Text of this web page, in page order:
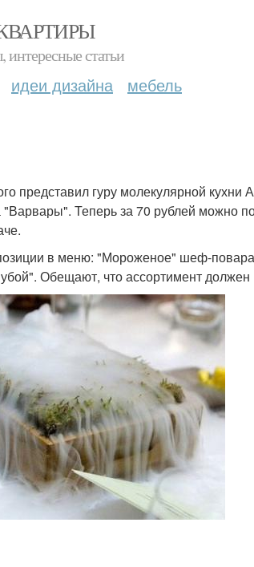
интересные статьи
идеи дизайна мебель
гуру молекулярной кухни
Теперь за 70 рублей можно
в меню: "Мороженое" шеф-
Обещают, что ассортимент